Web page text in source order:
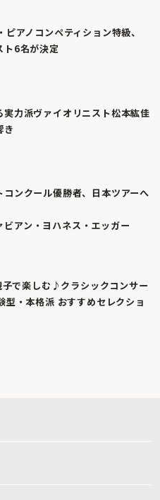
アノコンペティション特級、
ト6名が決定
実力派ヴァイオリニスト松本紘佳
き
コンクール優勝者、日本ツアーへ
アン・ヨハネス・エッガー
で楽しむ♪クラシックコンサー
型・本格派 おすすめセレクショ